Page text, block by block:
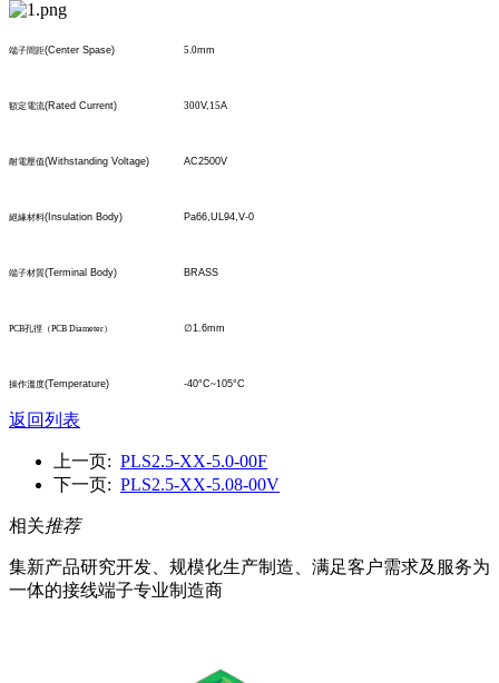
端子間距(Center Spase) 5.0mm
額定電流(Rated Current) 300V, 15A
耐電壓值(Withstanding Voltage) AC2500V
絕緣材料(Insulation Body) Pa66,UL94,V-0
端子材質(Terminal Body) BRASS
PCB孔徑 （PCB Diameter） ∅1.6mm
操作溫度(Temperature) -40°C~105°C
返回列表
上一页: PLS2.5-XX-5.0-00F
下一页: PLS2.5-XX-5.08-00V
相关推荐
集新产品研究开发、规模化生产制造、满足客户需求及服务为
一体的接线端子专业制造商